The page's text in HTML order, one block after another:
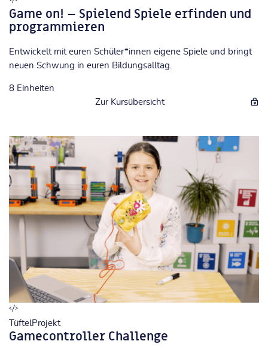
Game on! – Spielend Spiele erfinden und
programmieren
Entwickelt mit euren Schüler*innen eigene Spiele und bringt
neuen Schwung in euren Bildungsalltag.
8 Einheiten
Zur Kursübersicht
TüftelProjekt
Gamecontroller Challenge